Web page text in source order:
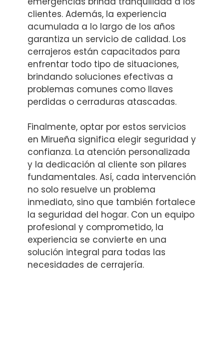
clientes. Además, la experiencia
acumulada a lo largo de los años
garantiza un servicio de calidad. Los
cerrajeros están capacitados para
enfrentar todo tipo de situaciones,
brindando soluciones efectivas a
problemas comunes como llaves
perdidas o cerraduras atascadas.
Finalmente, optar por estos servicios
en Mirueña significa elegir seguridad y
confianza. La atención personalizada
y la dedicación al cliente son pilares
fundamentales. Así, cada intervención
no solo resuelve un problema
inmediato, sino que también fortalece
la seguridad del hogar. Con un equipo
profesional y comprometido, la
experiencia se convierte en una
solución integral para todas las
necesidades de cerrajería.